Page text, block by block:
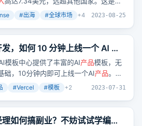
们应该面向全球市场，赚取更多美元
#出海 #全球市场 +4 2023-08-25
，如何 10 分钟上线一个 AI 产
模板中心提供了丰富的AI产品模板，无
础，10分钟内即可上线一个AI产品。通
验demo站点，可以快速选出所需的AI 产
。
#Vercel #模板 +2 2023-07-31
理如何搞副业？不妨试试学编程